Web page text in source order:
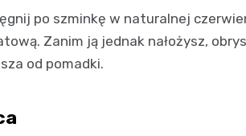
po szminkę w naturalnej
Zanim ją jednak nałożysz,
od pomadki.